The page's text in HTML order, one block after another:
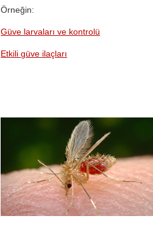
Örneğin:
Güve larvaları ve kontrolü
Etkili güve ilaçları